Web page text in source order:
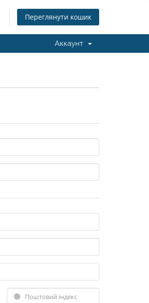
Переглянути кошик
Аккаунт